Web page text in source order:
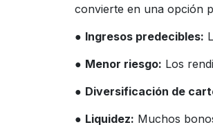
convierte en una opción
● Ingresos predecibles:
● Menor riesgo: Los
● Diversificación de
● Liquidez: Muchos